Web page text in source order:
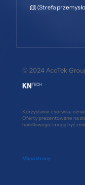
(Strefa
© 2024 AccTek
Korzystanie z serwisu
Oferty prezentowane na
handlowego i mogą być
Mapa strony